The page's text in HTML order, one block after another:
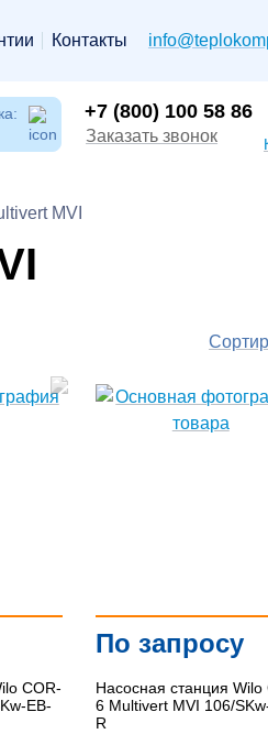
Контакты
+7 (800) 100 58 86
Заказать звонок
MVI
По
По
COR-
EB-
По запросу
Насосная станция Wilo
6 Multivert MVI 106/
R